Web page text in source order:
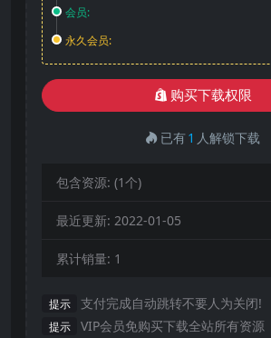
会员:
永久会员:
购买下载权限
已有1 人解锁下载
包含资源: (1个)
最近更新: 2022-01-05
累计销量: 1
提示 支付完成自动跳转不要人为关闭!
提示
VIP会员免购买下载全站所有资源